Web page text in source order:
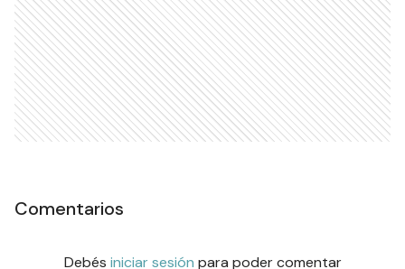
Comentarios
Debés iniciar sesión para poder comentar